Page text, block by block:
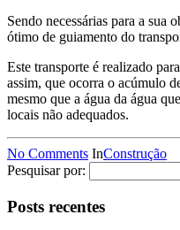
Sendo necessárias para a sua
ótimo de guiamento do
Este transporte é realizado
assim, que ocorra o acúmulo
mesmo que a água da água
locais não adequados.
No Comments InConstrução
Pesquisar por:
Posts recentes